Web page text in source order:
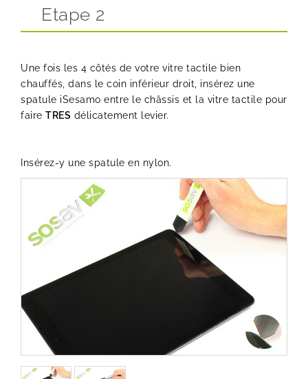
Etape 2
Une fois les 4 côtés de votre vitre tactile bien
chauffés, dans le coin inférieur droit, insérez une
spatule iSesamo entre le châssis et la vitre tactile pour
faire TRES délicatement levier.
Insérez-y une spatule en nylon.